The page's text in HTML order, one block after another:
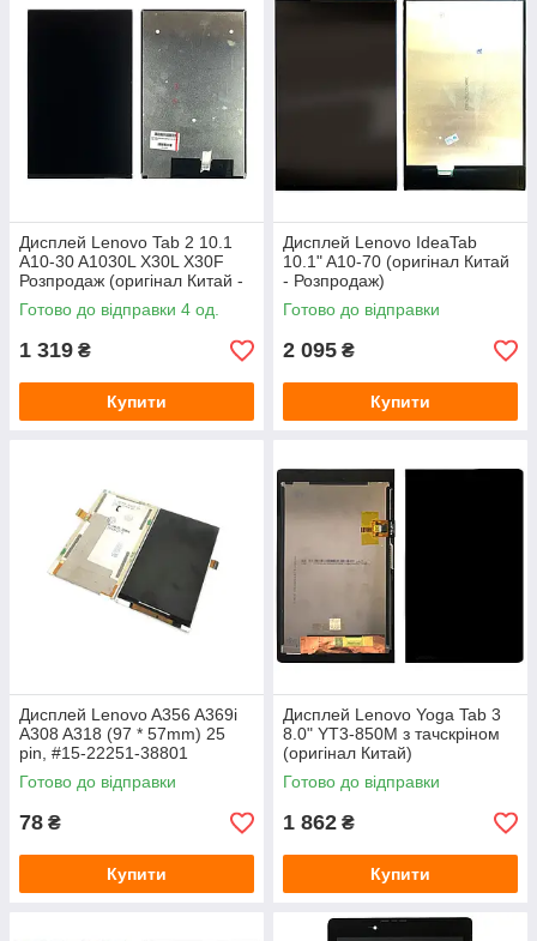
Дисплей Lenovo Tab 2 10.1
A10-30 A1030L X30L X30F
Розпродаж (оригінал Китай -
Розпродаж)
Готово до відправки 4 од.
1 319 ₴
Купити
Дисплей Lenovo IdeaTab
10.1" A10-70 (оригінал Китай
- Розпродаж)
Готово до відправки
2 095 ₴
Купити
Дисплей Lenovo A356 A369i
A308 A318 (97 * 57mm) 25
pin, #15-22251-38801
(Розпродаж)
Готово до відправки
78 ₴
Купити
Дисплей Lenovo Yoga Tab 3
8.0" YT3-850M з тачскріном
(оригінал Китай)
Готово до відправки
1 862 ₴
Купити